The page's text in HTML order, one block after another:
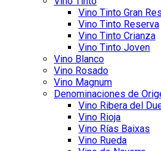
Vino Tinto Gran
Vino Tinto Reserva
Vino Tinto Crianza
Vino Tinto Joven
Vino Blanco
Vino Rosado
Vino Magnum
Denominaciones de
Vino Ribera del
Vino Rioja
Vino Rías Baixas
Vino Rueda